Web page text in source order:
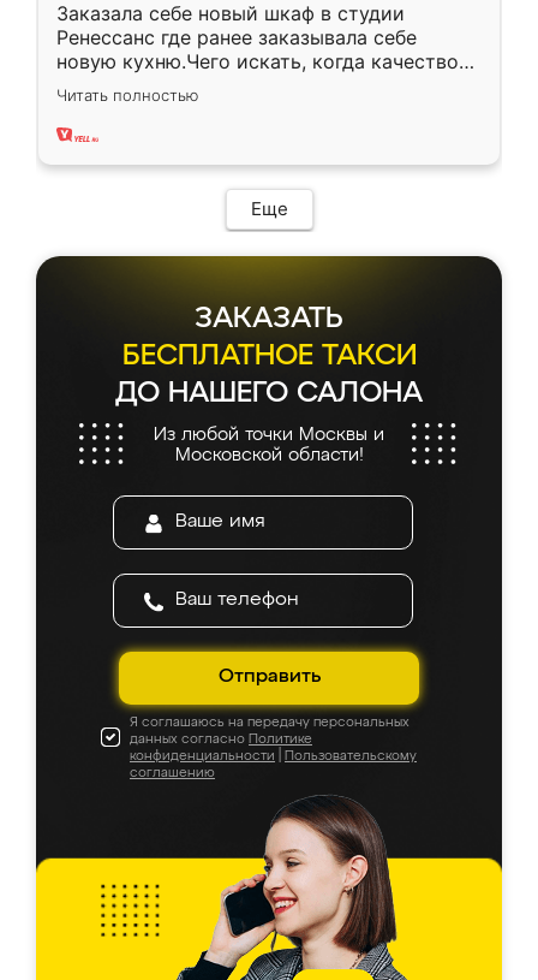
Заказала себе новый шкаф в студии
Ренессанс где ранее заказывала себе
новую кухню.Чего искать, когда качеством
вполне довольна. Служит кухня уже почти
два года, нареканий нет.
Читать полностью
Еще
ЗАКАЗАТЬ
БЕСПЛАТНОЕ ТАКСИ
ДО НАШЕГО САЛОНА
Из любой точки Москвы и
Московской области!
Отправить
Я соглашаюсь на передачу персональных
данных согласно Политике
конфиденциальности
Пользовательскому
соглашению